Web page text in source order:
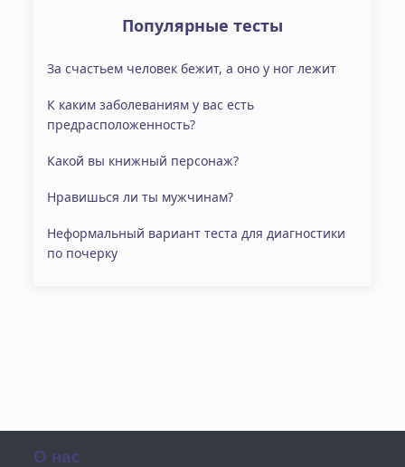
Популярные тесты
За счастьем человек бежит, а оно у ног лежит
К каким заболеваниям у вас есть
предрасположенность?
Какой вы книжный персонаж?
Нравишься ли ты мужчинам?
Неформальный вариант теста для диагностики
по почерку
О нас